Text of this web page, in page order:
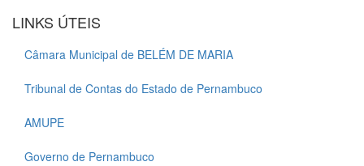
LINKS ÚTEIS
Câmara Municipal de BELÉM DE MARIA
Tribunal de Contas do Estado de Pernambuco
AMUPE
Governo de Pernambuco